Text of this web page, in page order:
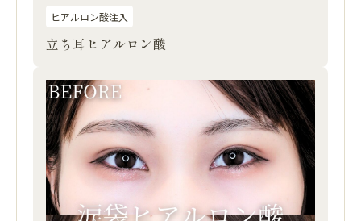
ヒアルロン酸注入
立ち耳ヒアルロン酸